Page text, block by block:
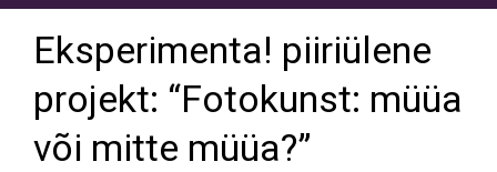
Eksperimenta! piiriülene
projekt: “Fotokunst: müüa
või mitte müüa?”